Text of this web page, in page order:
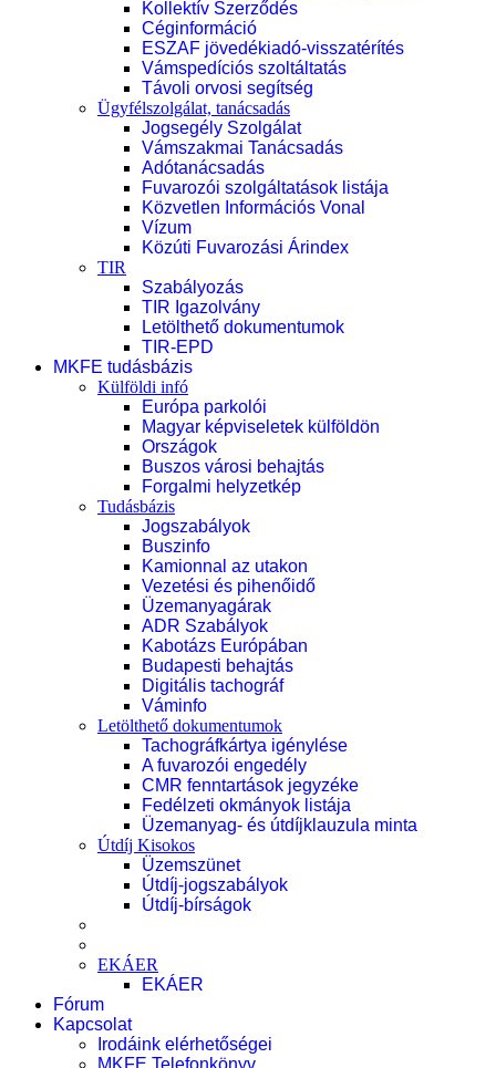
Kollektív Szerződés
Céginformáció
ESZAF jövedékiadó-visszatérítés
Vámspedíciós szoltáltatás
Távoli orvosi segítség
Ügyfélszolgálat, tanácsadás
Jogsegély Szolgálat
Vámszakmai Tanácsadás
Adótanácsadás
Fuvarozói szolgáltatások listája
Közvetlen Információs Vonal
Vízum
Közúti Fuvarozási Árindex
TIR
Szabályozás
TIR Igazolvány
Letölthető dokumentumok
TIR-EPD
MKFE tudásbázis
Külföldi infó
Európa parkolói
Magyar képviseletek külföldön
Országok
Buszos városi behajtás
Forgalmi helyzetkép
Tudásbázis
Jogszabályok
Buszinfo
Kamionnal az utakon
Vezetési és pihenőidő
Üzemanyagárak
ADR Szabályok
Kabotázs Európában
Budapesti behajtás
Digitális tachográf
Váminfo
Letölthető dokumentumok
Tachográfkártya igénylése
A fuvarozói engedély
CMR fenntartások jegyzéke
Fedélzeti okmányok listája
Üzemanyag- és útdíjklauzula minta
Útdíj Kisokos
Üzemszünet
Útdíj-jogszabályok
Útdíj-bírságok
EKÁER
EKÁER
Fórum
Kapcsolat
Irodáink elérhetőségei
MKFE Telefonkönyv